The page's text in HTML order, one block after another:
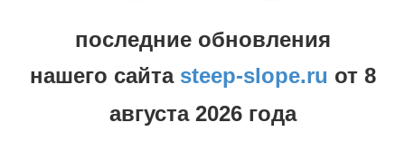
последние обновления
нашего сайта steep-slope.ru от 8
августа 2026 года